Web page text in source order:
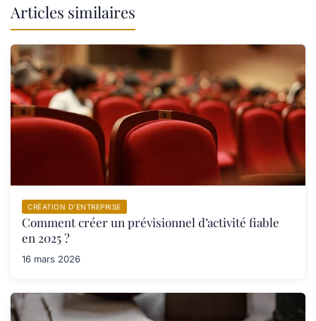
Articles similaires
CRÉATION D’ENTREPRISE
Comment créer un prévisionnel d’activité fiable
en 2025 ?
16 mars 2026